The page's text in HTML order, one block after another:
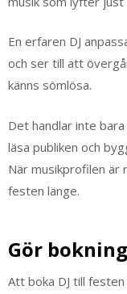
En erfaren DJ
och ser till att
känns sömlösa.
Det handlar inte
läsa publiken och
När musikprofilen är
festen länge.
Gör
Att boka DJ till